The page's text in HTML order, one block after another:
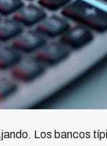
Los bancos